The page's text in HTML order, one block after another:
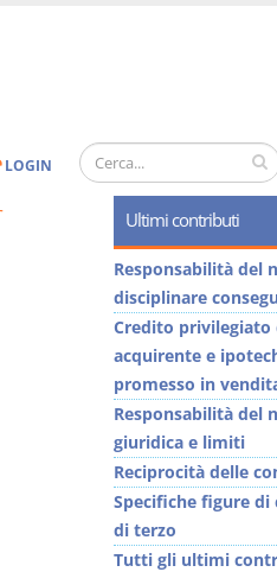
LOGIN
Ultimi contributi
Responsabilità del
disciplinare
Credito privilegiato
acquirente e
promesso in
Responsabilità del
giuridica e limiti
Reciprocità delle
Specifiche figure
di terzo
Tutti gli ultimi